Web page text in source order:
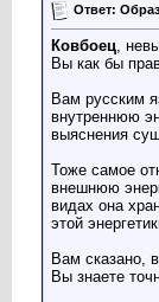
Ответ:
Ковбоец,
Вы как бы
Вам русским
внутреннюю
выяснения
Тоже самое
внешнюю
видах она
этой
Вам сказано,
Вы знаете